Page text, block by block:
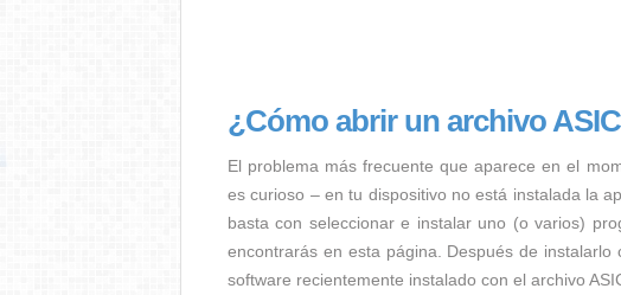
¿Cómo abrir un archivo
El problema más frecuente que aparece en el
es curioso – en tu dispositivo no está instalada la
basta con seleccionar e instalar uno (o varios)
encontrarás en esta página. Después de
software recientemente instalado con el archivo